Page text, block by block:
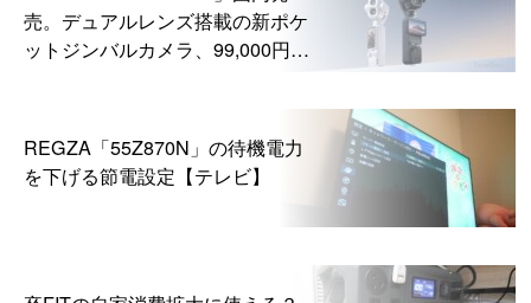
売。デュアルレンズ搭載の新ポケ
ットジンバルカメラ、99,000円か
REGZA「55Z870N」の待機電力
を下げる節電設定【テレビ】